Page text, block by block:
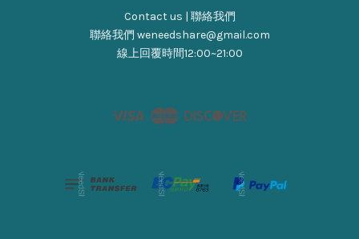
Contact us | 聯絡我們
聯絡我們 weneedshare@gmail.com
線上回覆時間12:00~21:00
Visa Master